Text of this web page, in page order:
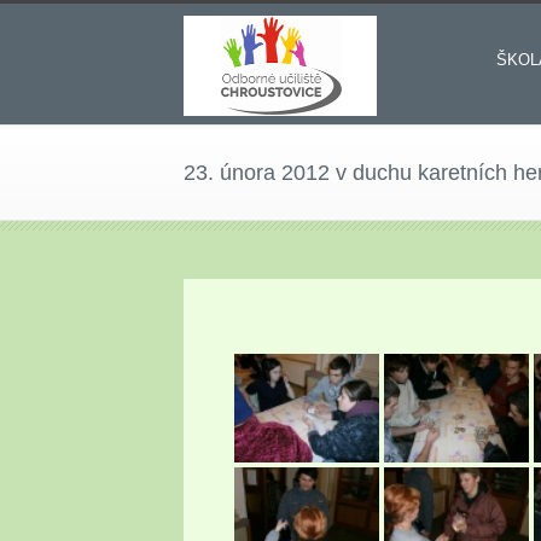
23. února 2012 v duchu karetních